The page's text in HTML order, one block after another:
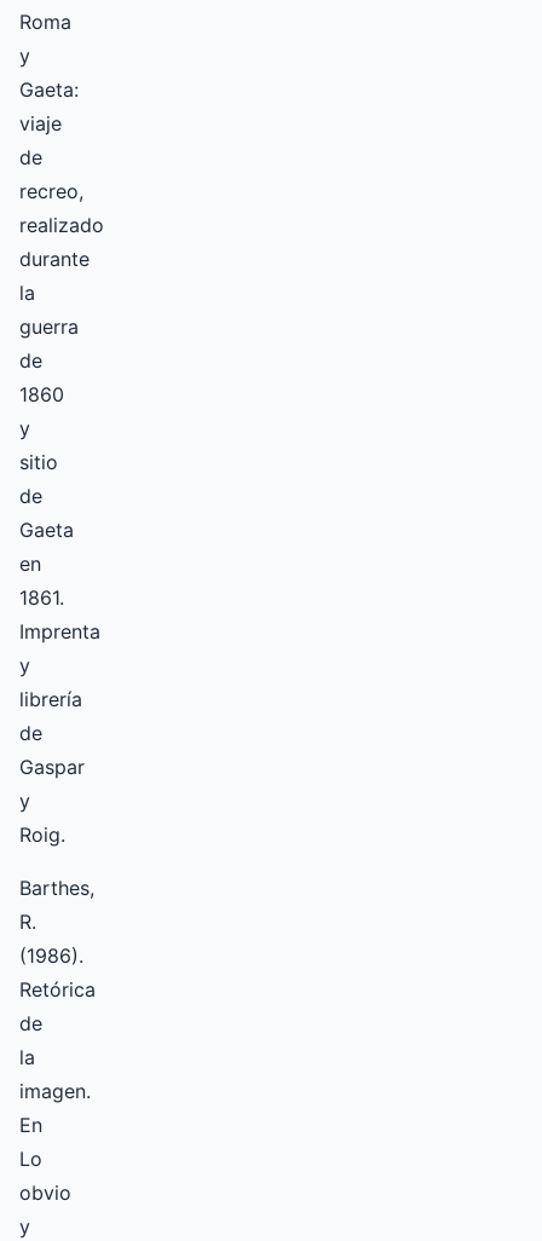
Roma
y
Gaeta:
viaje
de
recreo,
realizado
durante
la
guerra
de
1860
y
sitio
de
Gaeta
en
1861.
Imprenta
y
librería
de
Gaspar
y
Roig.
Barthes,
R.
(1986).
Retórica
de
la
imagen.
En
Lo
obvio
y